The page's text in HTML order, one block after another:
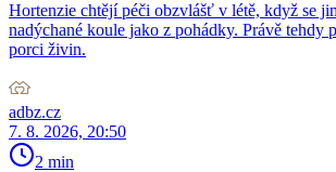
Hortenzie chtějí péči obzvlášť v létě, když se
nadýchané koule jako z pohádky. Právě tehdy
porci živin.
adbz.cz
7. 8. 2026, 20:50
2 min